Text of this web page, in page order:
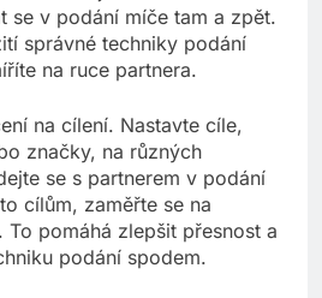
se v podání míče tam a zpět.
správné techniky podání
na ruce partnera.
na cílení. Nastavte cíle,
značky, na různých
se s partnerem v podání
cílům, zaměřte se na
To pomáhá zlepšit přesnost a
podání spodem.